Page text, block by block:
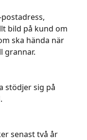
bild på kund om
ska hända när
grannar.
stödjer sig på
senast två år